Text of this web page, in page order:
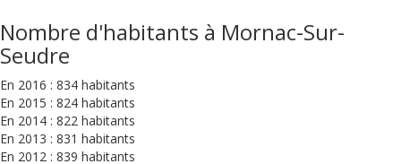
Nombre d'habitants à Mornac-Sur-
Seudre
En 2016 : 834 habitants
En 2015 : 824 habitants
En 2014 : 822 habitants
En 2013 : 831 habitants
En 2012 : 839 habitants